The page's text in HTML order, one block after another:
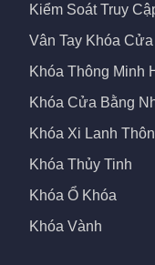
Kiểm Soát Truy
Vân Tay Khóa Cửa
Khóa Thông Minh
Khóa Cửa Bằng
Khóa Xi Lanh
Khóa Thủy Tinh
Khóa Ổ Khóa
Khóa Vành